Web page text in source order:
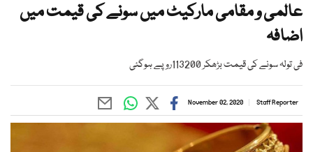
عالمی و مقامی مارکیٹ میں سونے کی قیمت میں
اضافہ
فی تولہ سونے کی قیمت بڑھکر 113200روپے ہوگئی
Staff Reporter
November 02, 2020